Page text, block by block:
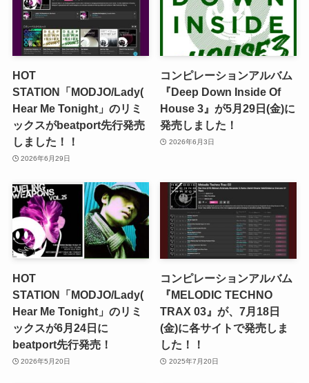
HOT
STATION「MODJO/Lady(
Hear Me Tonight」のリミ
ックスがbeatport先行発売
しました！！
2026年6月29日
コンピレーションアルバム
『Deep Down Inside Of
House 3』が5月29日(金)に
発売しました！
2026年6月3日
HOT
STATION「MODJO/Lady(
Hear Me Tonight」のリミ
ックスが6月24日に
beatport先行発売！
2026年5月20日
コンピレーションアルバム
『MELODIC TECHNO
TRAX 03』が、7月18日
(金)に各サイトで発売しま
した！！
2025年7月20日